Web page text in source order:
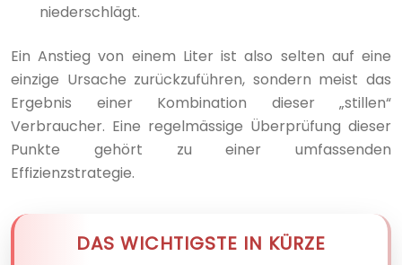
niederschlägt.
Ein Anstieg von einem Liter ist also selten auf eine
einzige Ursache zurückzuführen, sondern meist das
Ergebnis einer Kombination dieser „stillen“
Verbraucher. Eine regelmässige Überprüfung dieser
Punkte gehört zu einer umfassenden
Effizienzstrategie.
DAS WICHTIGSTE IN KÜRZE